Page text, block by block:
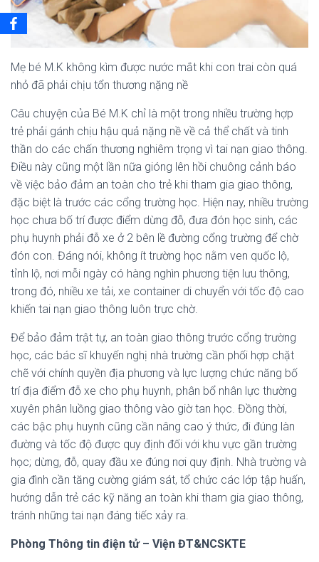
Mẹ bé M.K không kìm được nước mắt khi con trai còn quá
nhỏ đã phải chịu tổn thương nặng nề
Câu chuyện của Bé M.K chỉ là một trong nhiều trường hợp
trẻ phải gánh chịu hậu quả nặng nề về cả thể chất và tinh
thần do các chấn thương nghiêm trọng vì tai nạn giao thông.
Điều này cũng một lần nữa gióng lên hồi chuông cảnh báo
về việc bảo đảm an toàn cho trẻ khi tham gia giao thông,
đặc biệt là trước các cổng trường học. Hiện nay, nhiều trường
học chưa bố trí được điểm dừng đỗ, đưa đón học sinh, các
phụ huynh phải đỗ xe ở 2 bên lề đường cổng trường để chờ
đón con. Đáng nói, không ít trường học nằm ven quốc lộ,
tỉnh lộ, nơi mỗi ngày có hàng nghìn phương tiện lưu thông,
trong đó, nhiều xe tải, xe container di chuyển với tốc độ cao
khiến tai nạn giao thông luôn trực chờ.
Để bảo đảm trật tự, an toàn giao thông trước cổng trường
học, các bác sĩ khuyến nghị nhà trường cần phối hợp chặt
chẽ với chính quyền địa phương và lực lượng chức năng bố
trí địa điểm đỗ xe cho phụ huynh, phân bổ nhân lực thường
xuyên phân luồng giao thông vào giờ tan học. Đồng thời,
các bậc phụ huynh cũng cần nâng cao ý thức, đi đúng làn
đường và tốc độ được quy định đối với khu vực gần trường
học; dừng, đỗ, quay đầu xe đúng nơi quy định. Nhà trường và
gia đình cần tăng cường giám sát, tổ chức các lớp tập huấn,
hướng dẫn trẻ các kỹ năng an toàn khi tham gia giao thông,
tránh những tai nạn đáng tiếc xảy ra.
Phòng Thông tin điện tử – Viện ĐT&NCSKTE